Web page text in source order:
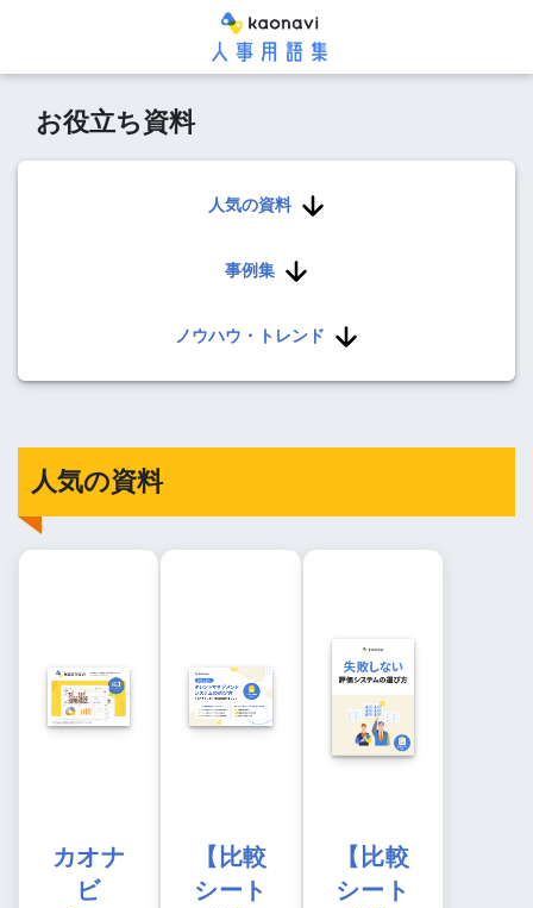
お役立ち資料
人気の資料
事例集
ノウハウ・トレンド
人気の資料
カオナ
ビ
【比較
シート
【比較
シート